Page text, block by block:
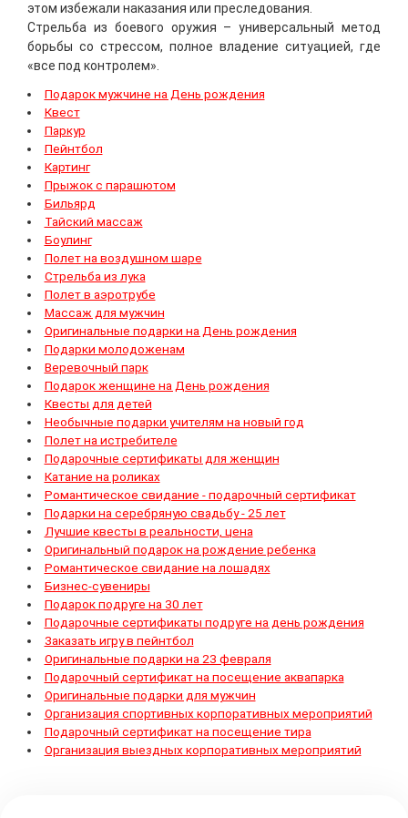
этом избежали наказания или преследования.
Стрельба из боевого оружия – универсальный метод
борьбы со стрессом, полное владение ситуацией, где
«все под контролем».
Подарок мужчине на День рождения
Квест
Паркур
Пейнтбол
Картинг
Прыжок с парашютом
Бильярд
Тайский массаж
Боулинг
Полет на воздушном шаре
Стрельба из лука
Полет в аэротрубе
Массаж для мужчин
Оригинальные подарки на День рождения
Подарки молодоженам
Веревочный парк
Подарок женщине на День рождения
Квесты для детей
Необычные подарки учителям на новый год
Полет на истребителе
Подарочные сертификаты для женщин
Катание на роликах
Романтическое свидание - подарочный сертификат
Подарки на серебряную свадьбу - 25 лет
Лучшие квесты в реальности, цена
Оригинальный подарок на рождение ребенка
Романтическое свидание на лошадях
Бизнес-сувениры
Подарок подруге на 30 лет
Подарочные сертификаты подруге на день рождения
Заказать игру в пейнтбол
Оригинальные подарки на 23 февраля
Подарочный сертификат на посещение аквапарка
Оригинальные подарки для мужчин
Организация спортивных корпоративных мероприятий
Подарочный сертификат на посещение тира
Организация выездных корпоративных мероприятий